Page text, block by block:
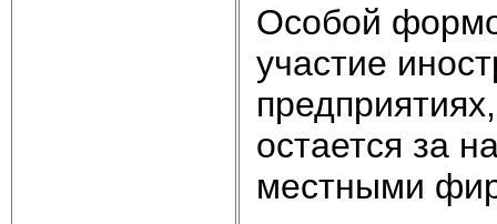
Особой
участие
остается за
местными